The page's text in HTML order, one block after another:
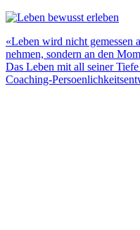
«Leben wird nicht gemessen
nehmen, sondern an den
Das Leben mit all seiner
Coaching-